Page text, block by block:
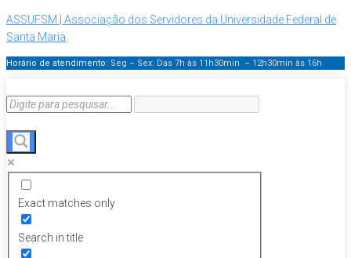
ASSUFSM | Associação dos Servidores da Universidade Federal de
Santa Maria
Horário de atendimento: Seg – Sex: Das 7h às 11h30min – 12h30min às 16h
Exact matches only
Search in title